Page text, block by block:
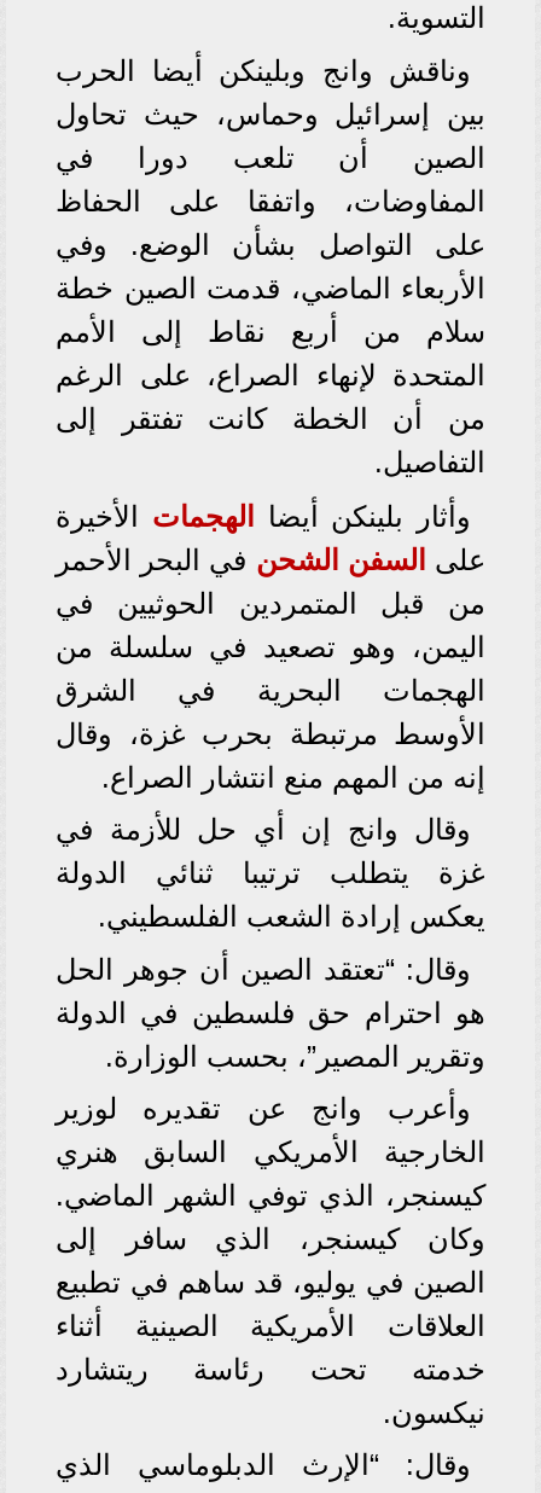
التسوية.
وناقش وانج وبلينكن أيضا الحرب
بين إسرائيل وحماس، حيث تحاول
الصين أن تلعب دورا في
المفاوضات، واتفقا على الحفاظ
على التواصل بشأن الوضع. وفي
الأربعاء الماضي، قدمت الصين خطة
سلام من أربع نقاط إلى الأمم
المتحدة لإنهاء الصراع، على الرغم
من أن الخطة كانت تفتقر إلى
التفاصيل.
وأثار بلينكن أيضا
الهجمات الأخيرة
على السفن الشحن في البحر الأحمر
من قبل المتمردين الحوثيين في
اليمن، وهو تصعيد في سلسلة من
الهجمات البحرية في الشرق
الأوسط مرتبطة بحرب غزة، وقال
إنه من المهم منع انتشار الصراع.
وقال وانج إن أي حل للأزمة في
غزة يتطلب ترتيبا ثنائي الدولة
يعكس إرادة الشعب الفلسطيني.
وقال: “تعتقد الصين أن جوهر الحل
هو احترام حق فلسطين في الدولة
وتقرير المصير”، بحسب الوزارة.
وأعرب وانج عن تقديره لوزير
الخارجية الأمريكي السابق هنري
كيسنجر، الذي توفي الشهر الماضي.
وكان كيسنجر، الذي سافر إلى
الصين في يوليو، قد ساهم في تطبيع
العلاقات الأمريكية الصينية أثناء
خدمته تحت رئاسة ريتشارد
نيكسون.
وقال: “الإرث الدبلوماسي الذي